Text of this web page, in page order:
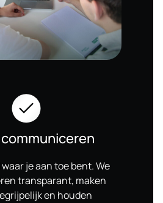
je aan toe bent. We
transparant, maken
en houden